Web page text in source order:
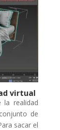
virtual
la realidad
de
sacar el